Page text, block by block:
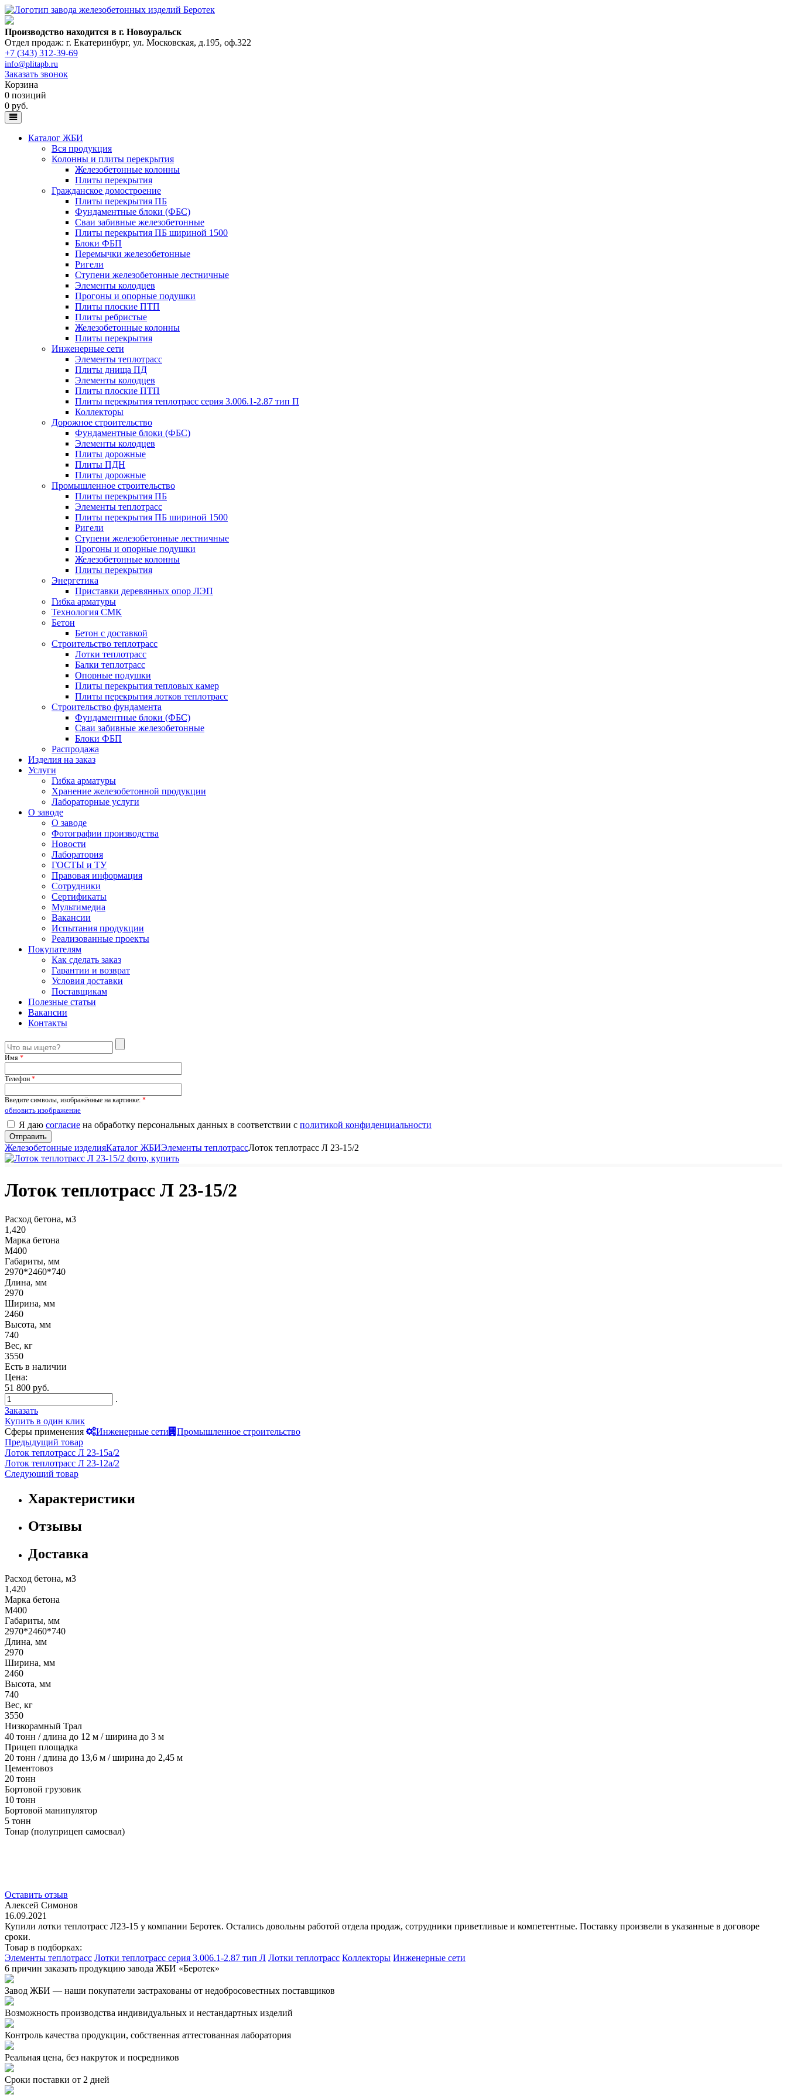
Производство находится в г. Новоуральск
Отдел продаж: г. Екатеринбург, ул. Московская, д.195, оф.322
+7 (343) 312-39-69
info@plitapb.ru
Заказать звонок
Корзина
0 позиций
0 руб.
Каталог ЖБИ
Вся продукция
Колонны и плиты перекрытия
Железобетонные колонны
Плиты перекрытия
Гражданское домостроение
Плиты перекрытия ПБ
Фундаментные блоки (ФБС)
Сваи забивные железобетонные
Плиты перекрытия ПБ шириной 1500
Блоки ФБП
Перемычки железобетонные
Ригели
Ступени железобетонные лестничные
Элементы колодцев
Прогоны и опорные подушки
Плиты плоские ПТП
Плиты ребристые
Железобетонные колонны
Плиты перекрытия
Инженерные сети
Элементы теплотрасс
Плиты днища ПД
Элементы колодцев
Плиты плоские ПТП
Плиты перекрытия теплотрасс серия 3.006.1-2.87 тип П
Коллекторы
Дорожное строительство
Фундаментные блоки (ФБС)
Элементы колодцев
Плиты дорожные
Плиты ПДН
Плиты дорожные
Промышленное строительство
Плиты перекрытия ПБ
Элементы теплотрасс
Плиты перекрытия ПБ шириной 1500
Ригели
Ступени железобетонные лестничные
Прогоны и опорные подушки
Железобетонные колонны
Плиты перекрытия
Энергетика
Приставки деревянных опор ЛЭП
Гибка арматуры
Технология СМК
Бетон
Бетон с доставкой
Строительство теплотрасс
Лотки теплотрасс
Балки теплотрасс
Опорные подушки
Плиты перекрытия тепловых камер
Плиты перекрытия лотков теплотрасс
Строительство фундамента
Фундаментные блоки (ФБС)
Сваи забивные железобетонные
Блоки ФБП
Распродажа
Изделия на заказ
Услуги
Гибка арматуры
Хранение железобетонной продукции
Лабораторные услуги
О заводе
О заводе
Фотографии производства
Новости
Лаборатория
ГОСТЫ и ТУ
Правовая информация
Сотрудники
Сертификаты
Мультимедиа
Вакансии
Испытания продукции
Реализованные проекты
Покупателям
Как сделать заказ
Гарантии и возврат
Условия доставки
Поставщикам
Полезные статьи
Вакансии
Контакты
Имя *
Телефон *
Введите символы, изображённые на картинке: *
обновить изображение
Я даю согласие на обработку персональных данных в соответствии с политикой конфиденциальности
Железобетонные изделияКаталог ЖБИЭлементы теплотрассЛоток теплотрасс Л 23-15/2
Лоток теплотрасс Л 23-15/2
Расход бетона, м3
1,420
Марка бетона
М400
Габариты, мм
2970*2460*740
Длина, мм
2970
Ширина, мм
2460
Высота, мм
740
Вес, кг
3550
Есть в наличии
Цена:
51 800 руб.
.
Заказать
Купить в один клик
Сферы применения
Инженерные сети
Промышленное строительство
Предыдущий товар
Лоток теплотрасс Л 23-15а/2
Лоток теплотрасс Л 23-12а/2
Следующий товар
Характеристики
Отзывы
Доставка
Расход бетона, м3
1,420
Марка бетона
М400
Габариты, мм
2970*2460*740
Длина, мм
2970
Ширина, мм
2460
Высота, мм
740
Вес, кг
3550
Низкорамный Трал
40 тонн / длина до 12 м / ширина до 3 м
Прицеп площадка
20 тонн / длина до 13,6 м / ширина до 2,45 м
Цементовоз
20 тонн
Бортовой грузовик
10 тонн
Бортовой манипулятор
5 тонн
Тонар (полуприцеп самосвал)
Оставить отзыв
Алексей Симонов
16.09.2021
Купили лотки теплотрасс Л23-15 у компании Беротек. Остались довольны работой отдела продаж, сотрудники приветливые и компетентные. Поставку произвели в указанные в договоре
сроки.
Товар в подборках:
Элементы теплотрасс Лотки теплотрасс серия 3.006.1-2.87 тип Л Лотки теплотрасс Коллекторы Инженерные сети
6 причин заказать продукцию завода ЖБИ «Беротек»
Завод ЖБИ — наши покупатели застрахованы от недобросовестных поставщиков
Возможность производства индивидуальных и нестандартных изделий
Контроль качества продукции, собственная аттестованная лаборатория
Реальная цена, без накруток и посредников
Сроки поставки от 2 дней